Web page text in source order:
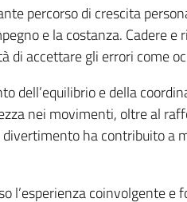
percorso di crescita
e la costanza. Cadere
di accettare gli errori come
dell’equilibrio e della
nei movimenti, oltre al
ha contribuito a
l’esperienza coinvolgente